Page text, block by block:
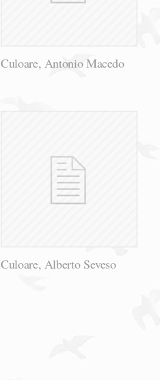
Culoare, Antonio Macedo
Culoare, Alberto Seveso